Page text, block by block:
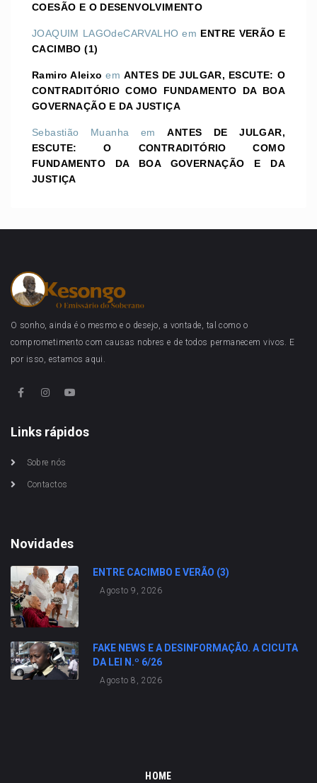
COESÃO E O DESENVOLVIMENTO
JOAQUIM LAGOdeCARVALHO em ENTRE VERÃO E
CACIMBO (1)
Ramiro Aleixo emANTES DE JULGAR, ESCUTE: O
CONTRADITÓRIO COMO FUNDAMENTO DA BOA
GOVERNAÇÃO E DA JUSTIÇA
Sebastião Muanha emANTES DE JULGAR,
ESCUTE: O CONTRADITÓRIO COMO
FUNDAMENTO DA BOA GOVERNAÇÃO E DA
JUSTIÇA
O sonho, ainda é o mesmo e o desejo, a vontade, tal como o
comprometimento com causas nobres e de todos permanecem vivos. E
por isso, estamos aqui.
Links rápidos
Sobre nós
Contactos
Novidades
ENTRE CACIMBO E VERÃO (3)
Agosto 9, 2026
FAKE NEWS E A DESINFORMAÇÃO. A CICUTA
DA LEI N.º 6/26
Agosto 8, 2026
HOME